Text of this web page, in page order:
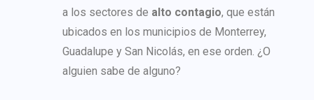
a los sectores de alto contagio, que están
ubicados en los municipios de Monterrey,
Guadalupe y San Nicolás, en ese orden. ¿O
alguien sabe de alguno?